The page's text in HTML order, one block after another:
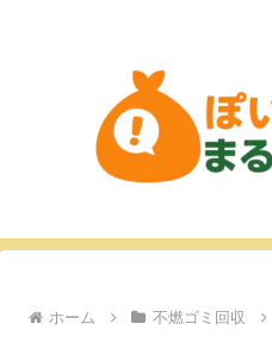
ホーム 不燃ゴミ回収